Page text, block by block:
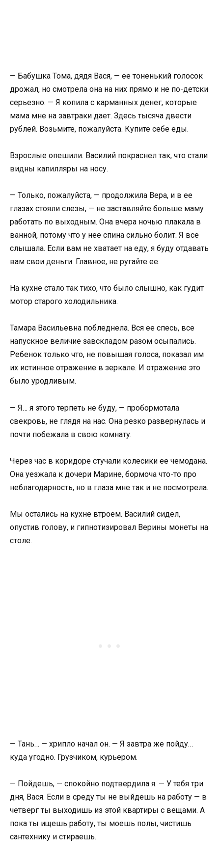
— Бабушка Тома, дядя Вася, — ее тоненький голосок
дрожал, но смотрела она на них прямо и не по-детски
серьезно. — Я копила с карманных денег, которые
мама мне на завтраки дает. Здесь тысяча двести
рублей. Возьмите, пожалуйста. Купите себе еды.
Взрослые опешили. Василий покраснел так, что стали
видны капилляры на носу.
— Только, пожалуйста, — продолжила Вера, и в ее
глазах стояли слезы, — не заставляйте больше маму
работать по выходным. Она вчера ночью плакала в
ванной, потому что у нее спина сильно болит. Я все
слышала. Если вам не хватает на еду, я буду отдавать
вам свои деньги. Главное, не ругайте ее.
На кухне стало так тихо, что было слышно, как гудит
мотор старого холодильника.
Тамара Васильевна побледнела. Вся ее спесь, все
напускное величие завскладом разом осыпались.
Ребенок только что, не повышая голоса, показал им
их истинное отражение в зеркале. И отражение это
было уродливым.
— Я… я этого терпеть не буду, — пробормотала
свекровь, не глядя на нас. Она резко развернулась и
почти побежала в свою комнату.
Через час в коридоре стучали колесики ее чемодана.
Она уезжала к дочери Марине, бормоча что-то про
неблагодарность, но в глаза мне так и не посмотрела.
Мы остались на кухне втроем. Василий сидел,
опустив голову, и гипнотизировал Верины монеты на
столе.
— Тань… — хрипло начал он. — Я завтра же пойду…
куда угодно. Грузчиком, курьером.
— Пойдешь, — спокойно подтвердила я. — У тебя три
дня, Вася. Если в среду ты не выйдешь на работу — в
четверг ты выходишь из этой квартиры с вещами. А
пока ты ищешь работу, ты моешь полы, чистишь
сантехнику и стираешь.